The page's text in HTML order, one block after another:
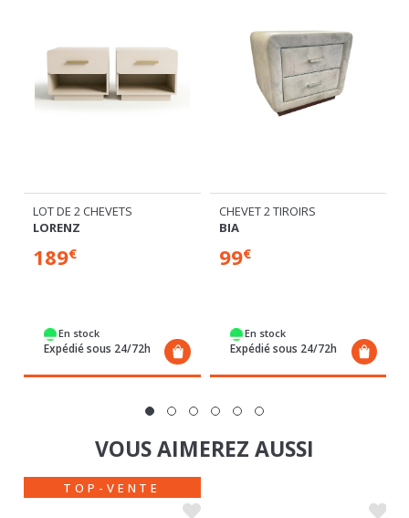
CHEVET 2 TIROIRS
BIA
99€
Expédié sous 24/72h
LOT DE 2 CHEVETS 2 TIROIRS
LENYBELARDO
139
Expédié sous 2
semaines